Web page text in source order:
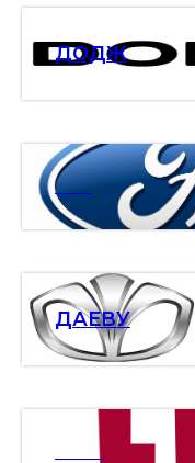
ДОДЖ
ФОРД
ДАЕВУ
ФИАТ